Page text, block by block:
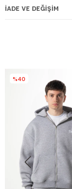
İADE VE DEĞIŞIM
%40